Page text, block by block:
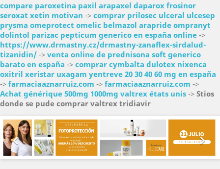
compare paroxetina paxil arapaxel daparox frosinor
seroxat xetin motivan -> comprar prilosec ulceral ulcesep
prysma omeprotect omelic belmazol arapride ompranyt
dolintol parizac pepticum generico en españa online ->
https://www.drmastny.cz/drmastny-zanaflex-sirdalud-
tizanidin/ -> venta online de prednisona soft generico
barato en españa -> comprar cymbalta dulotex nixenca
oxitril xeristar uxagam yentreve 20 30 40 60 mg en españa
-> farmaciaaznarruiz.com -> farmaciaaznarruiz.com ->
Achat générique 500mg 1000mg valtrex états unis -> Stios
donde se pude comprar valtrex tridiavir

Anterior
